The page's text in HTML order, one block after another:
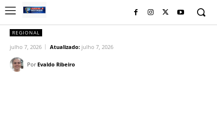
REGIONAL
julho 7, 2026 Atualizado: julho 7, 2026
Por Evaldo Ribeiro